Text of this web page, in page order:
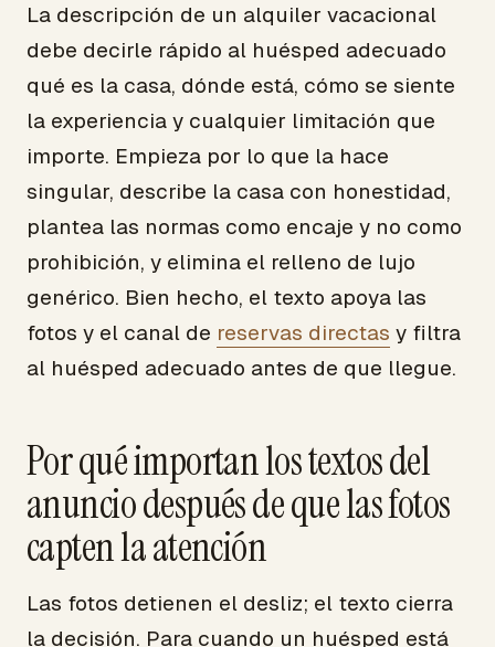
La descripción de un alquiler vacacional
debe decirle rápido al huésped adecuado
qué es la casa, dónde está, cómo se siente
la experiencia y cualquier limitación que
importe. Empieza por lo que la hace
singular, describe la casa con honestidad,
plantea las normas como encaje y no como
prohibición, y elimina el relleno de lujo
genérico. Bien hecho, el texto apoya las
fotos y el canal de reservas directas y filtra
al huésped adecuado antes de que llegue.
Por qué importan los textos del
anuncio después de que las fotos
capten la atención
Las fotos detienen el desliz; el texto cierra
la decisión. Para cuando un huésped está